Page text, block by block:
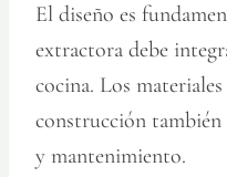
El diseño es
extractora debe
cocina. Los
construcción
y mantenimiento.